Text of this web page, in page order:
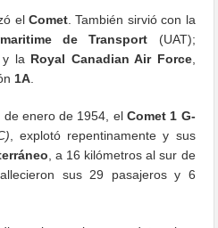
elComet . También sirvió con la
de Transport (UAT);
y la Royal Canadian Air Force,
1A
enero de 1954, el Comet 1 G-
, explotó repentinamente y sus
, a 16 kilómetros al sur de
sus 29 pasajeros y 6